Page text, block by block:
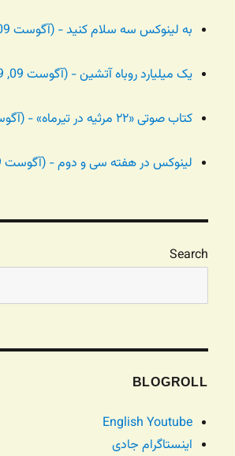
به لینوکس سه سلام کنید - (آگوست 09, 2011)
یک میلیارد روباه آتشین - (آگوست 09, 2009)
کتاب صوتی «۲۲ مرثیه در تیرماه» - (آگوست 09, 2009)
لینوکس در هفته سی و دوم - (آگوست 09, 2009)
Search
BLOGROLL
English Youtube
اینستاگرام جادی